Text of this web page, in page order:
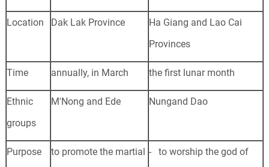
Location Dak Lak Province
Ha Giang and Lao Cai
Provinces
Time annually, in March the first lunar month
Ethnic
groups
M'Nong and Ede Nungand Dao
Purpose
to promote the martial - to worship the god of